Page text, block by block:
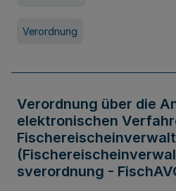
Verordnung
Verordnung über die
elektronischen
sverordnung -